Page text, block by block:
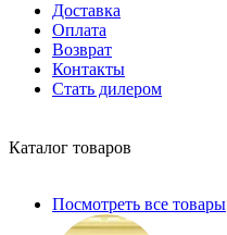
Доставка
Оплата
Возврат
Контакты
Стать дилером
Каталог товаров
Посмотреть все товары